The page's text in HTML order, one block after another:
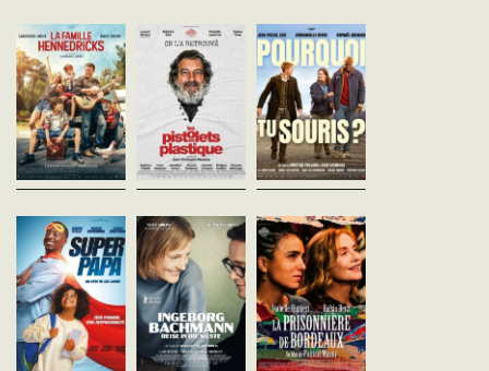
France - 2024
vofr - 98'
Quand son fils Henri menace
de partir vivre chez son père,
Justine l’embarque de force
dans un road trip sur la côte
Atlantique avec son
nouveau...
France - 2024
vofr - 96'
Léa et Christine sont
obsédées par l'affaire Paul
Bernardin, un homme
soupçonné d’avoir tué toute
sa famille et disparu
mystérieusement. Alors qu'...
France - 2024
vofr - 95'
Wisi est en galère. Il
à Bordeaux dans l’espoir
trouver un boulot et
route de Marina, une
humanitaire au grand
Pour se...
Super Papa
Léa Lando
vofr - 98'
Pour les 8 ans de son fils
Gaby, Tom, lui offre sans le
vouloir un livre… qui ne
contient que des pages
blanches. Devant la déception
de Gaby et pour...
Ingeborg
Bachmann - D’un
Margarethe von Trotta
Ingeborg Bachmann - Reise
in die Wüste - Suisse - 2023
vost - 111'
Ingeborg Bachmann et Max
Frisch se rencontrent en 1958
à Paris et ressentent
immédiatement une attirance
mutuelle et irrésistible. Ils ont
La Prisonnière
Bordeaux
France - 2024
vofr - 108'
Alma, seule dans sa
maison en ville, et Mina,
mère dans une lointaine
banlieue, ont organisé
autour de l’absence de
deux...